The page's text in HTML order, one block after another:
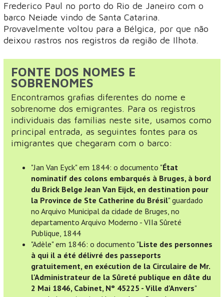
Frederico Paul no porto do Rio de Janeiro com o
barco Neiade vindo de Santa Catarina.
Provavelmente voltou para a Bélgica, por que não
deixou rastros nos registros da região de Ilhota.
FONTE DOS NOMES E
SOBRENOMES
Encontramos grafias diferentes do nome e
sobrenome dos emigrantes. Para os registros
individuais das famílias neste site, usamos como
principal entrada, as seguintes fontes para os
imigrantes que chegaram com o barco:
"Jan Van Eyck" em 1844: o documento "État
nominatif des colons embarqués à Bruges, à bord
du Brick Belge Jean Van Eijck, en destination pour
la Province de Ste Catherine du Brésil" guardado
no Arquivo Municipal da cidade de Bruges, no
departamento Arquivo Moderno - VIIa Sûreté
Publique, 1844
"Adèle" em 1846: o documento "Liste des personnes
à qui il a été délivré des passeports
gratuitement, en exécution de la Circulaire de Mr.
l'Administrateur de la Sûreté publique en dâte du
2 Mai 1846, Cabinet, N° 45225 - Ville d'Anvers"